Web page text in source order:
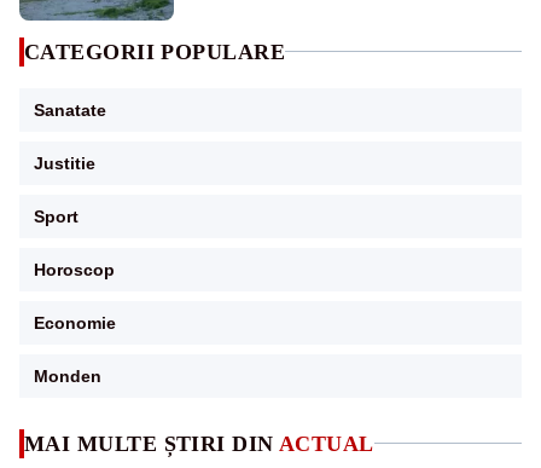
MAI MULTE ȘTIRI DIN ACTUAL
CATEGORII POPULARE
Sanatate
Justitie
Sport
Horoscop
Economie
Monden